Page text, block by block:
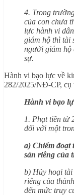
4. Trong
của con chưa
lực hành vi
giám hộ thì tài
người giám hộ
sự.
Hành vi bạo lực về
282/2025/NĐ-CP, cụ
Hành vi bạo
1. Phạt tiền từ
đối với một
a) Chiếm đoạt
sản riêng của
b) Hủy hoại tài
riêng của
đến mức truy